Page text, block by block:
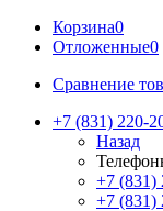
Корзина0
Отложенные0
Сравнение
+7 (831) 220-
Назад
+7 (831)
+7 (831)